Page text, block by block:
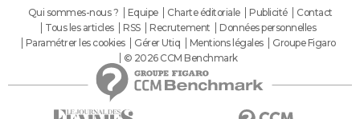
Qui sommes-nous ? Equipe Charte éditoriale Publicité
Contact
Tous les articles
RSS Recrutement
Données personnelles
Paramétrer les cookies
Gérer Utiq Mentions légales
Groupe Figaro
© 2026 CCM Benchmark